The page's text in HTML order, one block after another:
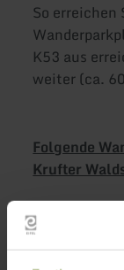
So erreichen
K53 aus
weiter (ca.
Folgende
Krufter